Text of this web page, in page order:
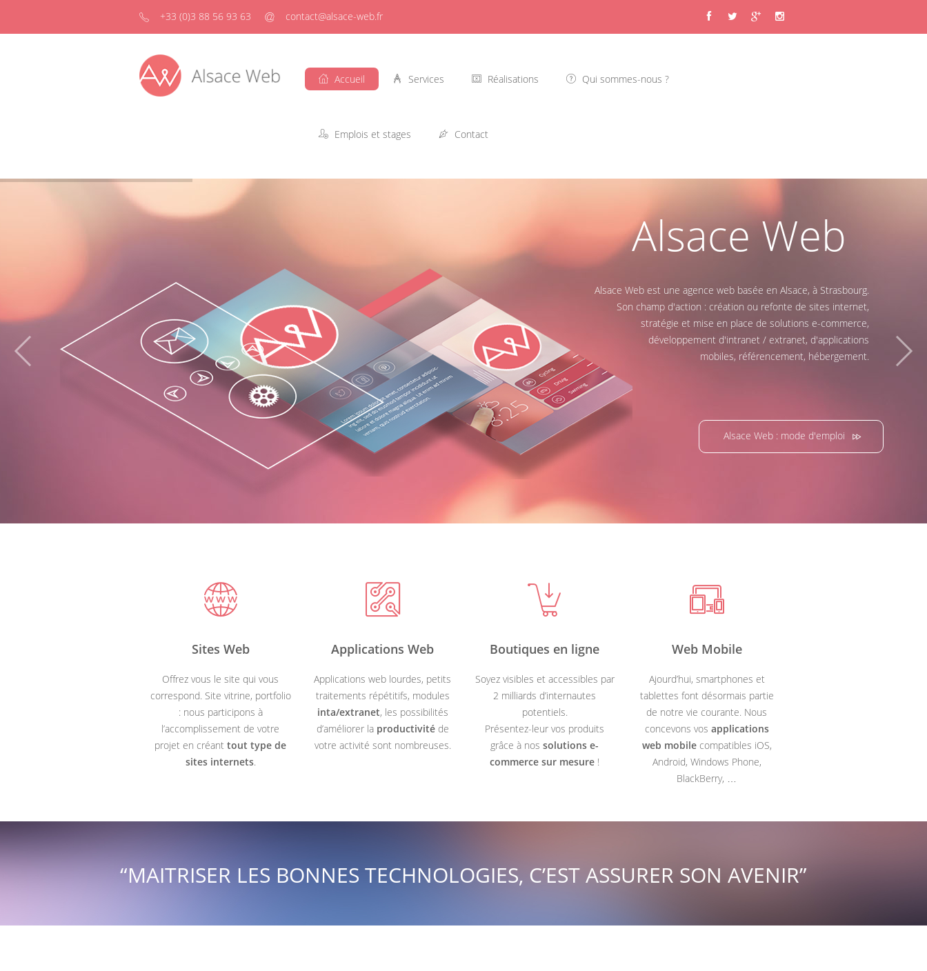
+33 (0)3 88 56 93 63 contact@alsace-web.fr
Accueil Services Réalisations Qui sommes-nous ?
Emplois et stages Contact
Alsace Web
Alsace Web est une agence web basée en Alsace, à Strasbourg.
Son champ d'action : création ou refonte de sites internet,
stratégie et mise en place de solutions e-commerce,
développement d'intranet / extranet, d'applications
mobiles, référencement, hébergement.
Alsace Web : mode d'emploi
Sites Web
Offrez vous le site qui vous
correspond. Site vitrine, portfolio
: nous participons à
l’accomplissement de votre
projet en créant tout type de
sites internets.
Applications Web
Applications web lourdes, petits
traitements répétitifs, modules
inta/extranet, les possibilités
d’améliorer la productivitéde
votre activité sont nombreuses.
Boutiques en ligne
Soyez visibles et accessibles par
2 milliards d’internautes
potentiels.
Présentez-leur vos produits
grâce à nos solutions e-
commerce sur mesure !
Web Mobile
Ajourd’hui, smartphones et
tablettes font désormais partie
de notre vie courante. Nous
concevons vos applications
web mobilecompatibles iOS,
Android, Windows Phone,
BlackBerry, …
“MAITRISER LES BONNES TECHNOLOGIES, C’EST ASSURER SON AVENIR”